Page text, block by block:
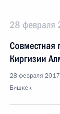
28 февраля
Совместная
Киргизии
28 февраля
Бишкек